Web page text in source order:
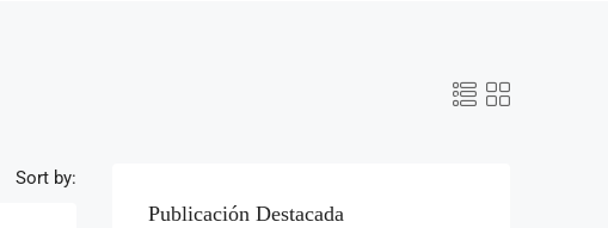
Sort by:
Publicación Destacada